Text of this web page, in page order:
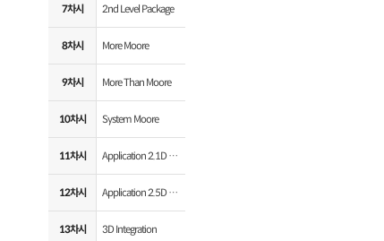
7차시 2nd Level Package
8차시 More Moore
9차시 More Than Moore
10차시 System Moore
11차시 Application 2.1D Package
12차시 Application 2.5D Package
13차시 3D Integration